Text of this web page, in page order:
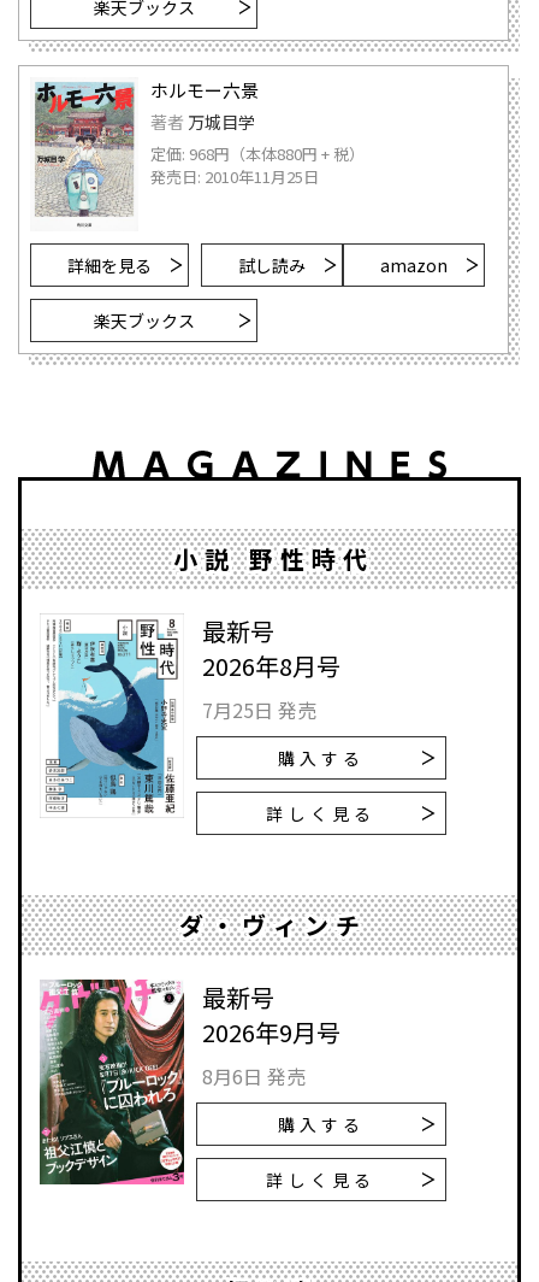
楽天ブックス
ホルモー六景
著者 万城目学
定価: 968円（本体880円 + 税）
発売日: 2010年11月25日
詳細を見る 試し読み amazon
楽天ブックス
小説 野性時代
最新号
2026年8月号
7月25日 発売
購入する
詳しく見る
ダ・ヴィンチ
最新号
2026年9月号
8月6日 発売
購入する
詳しく見る